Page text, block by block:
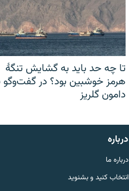
تا چه حد باید به گشایش تنگهٔ
هرمز خوشبین بود؟ در گفت‌وگو
دامون گلریز
درباره
درباره ما
انتخاب کنید و بشنوید